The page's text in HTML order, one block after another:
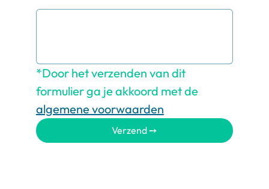
*Door het verzenden van dit
algemene voorwaarden
Verzend ➙